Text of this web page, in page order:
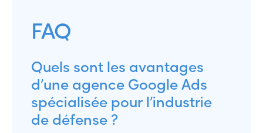
FAQ
Quels sont les avantages
d’une agence Google Ads
spécialisée pour l’industrie
de défense ?